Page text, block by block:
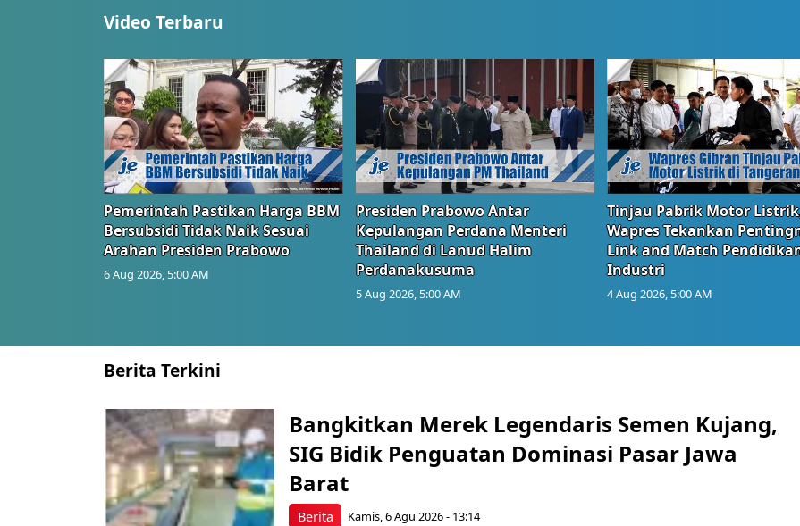
Video Terbaru
Pemerintah Pastikan Harga BBM
Bersubsidi Tidak Naik Sesuai
Arahan Presiden Prabowo
6 Aug 2026, 5:00 AM
Presiden Prabowo Antar
Kepulangan Perdana Menteri
Thailand di Lanud Halim
Perdanakusuma
5 Aug 2026, 5:00 AM
Tinjau Pabrik Motor
Wapres Tekankan
Link and Match
Industri
4 Aug 2026, 5:00 AM
Berita Terkini
Berita
Bangkitkan Merek Legendaris Semen Kujang,
SIG Bidik Penguatan Dominasi Pasar Jawa
Barat
Kamis, 6 Agu 2026 - 13:14